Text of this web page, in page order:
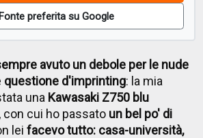
Fonte preferita su Google
avuto un debole per le nude
questione d'imprinting: la mia
una Kawasaki Z750 blu
con cui ho passato un bel po' di
leifacevo tutto: casa-università,